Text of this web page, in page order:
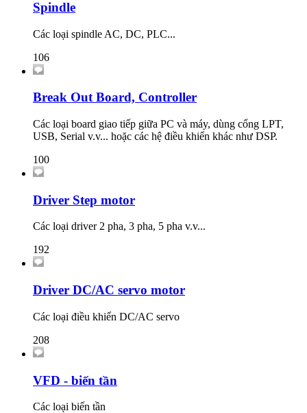
Spindle
Các loại spindle AC, DC, PLC...
106
Break Out Board, Controller
Các loại board giao tiếp giữa PC và máy, dùng cổng LPT,
USB, Serial v.v... hoặc các hệ điều khiển khác như DSP.
100
Driver Step motor
Các loại driver 2 pha, 3 pha, 5 pha v.v...
192
Driver DC/AC servo motor
Các loại điều khiển DC/AC servo
208
VFD - biến tần
Các loại biến tần